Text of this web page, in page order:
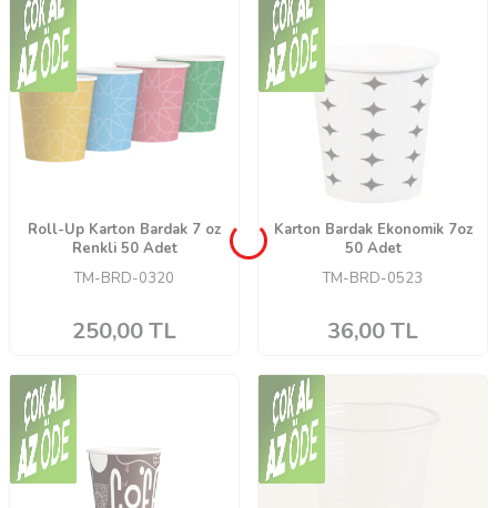
Roll-Up Karton Bardak 7 oz
Renkli 50 Adet
TM-BRD-0320
250,00TL
Karton Bardak Ekonomik 7oz
50 Adet
TM-BRD-0523
36,00TL